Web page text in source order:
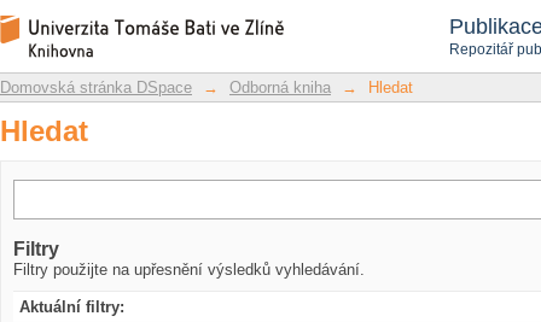
Repozitář
Hledat
Repozitář DSpace/Manakin
Domovská stránka DSpace → Odborná kniha → Hledat
Hledat
Filtry
Filtry použijte na upřesnění výsledků vyhledávání.
Aktuální filtry: